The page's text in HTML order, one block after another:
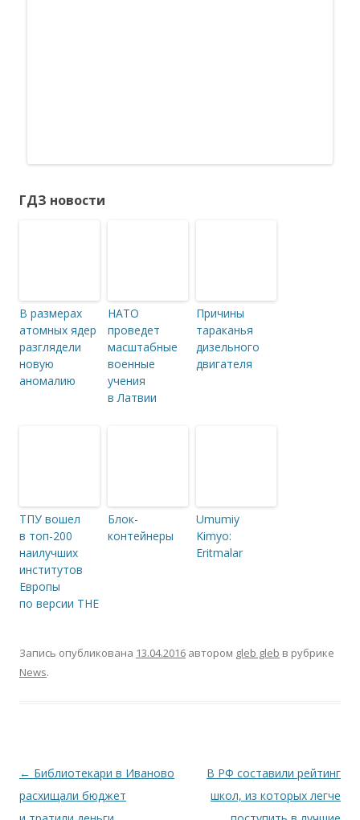
ГДЗ новости
В размерах
атомных ядер
разглядели
новую
аномалию
НАТО
проведет
масштабные
военные
учения
в Латвии
Причины
тараканья
дизельного
двигателя
ТПУ вошел
в топ-200
наилучших
институтов
Европы
по версии THE
Блок-
контейнеры
Umumiy
Kimyo:
Eritmalar
Запись опубликована 13.04.2016 автором gleb gleb в рубрике
News.
Навигация по записям
← Библиотекари в Иваново
расхищали бюджет
В РФ составили рейтинг
школ, из которых легче